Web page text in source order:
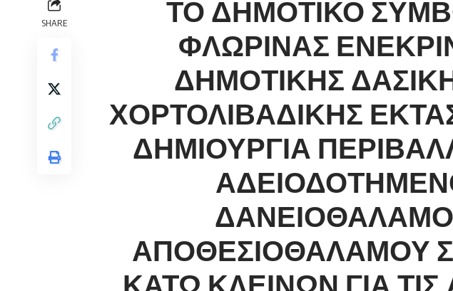
SHARE
ΤΟ ΔΗΜΟΤΙΚΟ
ΦΛΩΡΙΝΑΣ
ΔΗΜΟΤΙΚΗΣ
ΧΟΡΤΟΛΙΒΑΔΙΚΗΣ
ΔΗΜΙΟΥΡΓΙΑ
ΑΠΟΘΕΣΙΟΘΑΛΑΜΟΥ
ΚΑΤΩ ΚΛΕΙΝΩΝ ΓΙΑ